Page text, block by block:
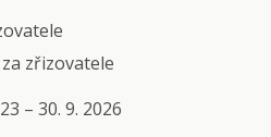
zřizovatele
– 30. 9. 2026